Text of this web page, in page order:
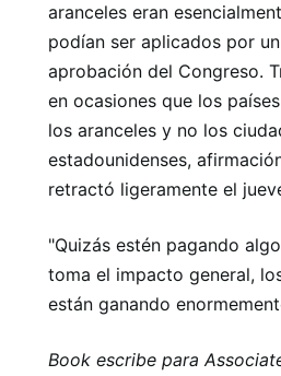
aranceles eran
podían ser aplicados por
aprobación del Congreso.
en ocasiones que los
los aranceles y no los
estadounidenses,
retractó ligeramente el
"Quizás estén pagando
toma el impacto general,
están ganando
Book escribe para